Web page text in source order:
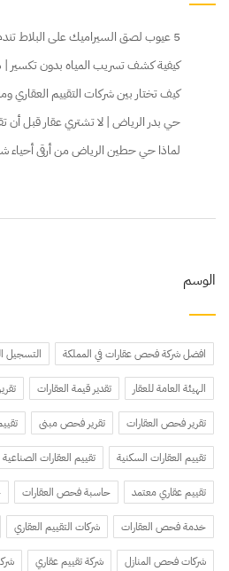
5 عيوب لصق السيراميك على البلاط تندم عليها لاحقاً
كيفية كشف تسريب المياه بدون تكسير |
كيف تختار بين شركات التقييم
حي بدر الرياض | لا تشتري عقار قبل أن
لماذا حي حطين الرياض من أرقى أحياء
الوسم
افضل شركة فحص عقارات في المملكة التسجيل
الهيئة العامة للعقار تقدير قيمة العقارات
تقرير فحص العقارات تقرير فحص مبنى
تقييم العقارات السكنية تقييم العقارات الصناعية
تقييم عقاري معتمد حاسبة فحص العقارات
خدمة فحص العقارات شركات التقييم العقاري
شركات فحص المنازل شركة تقييم عقاري